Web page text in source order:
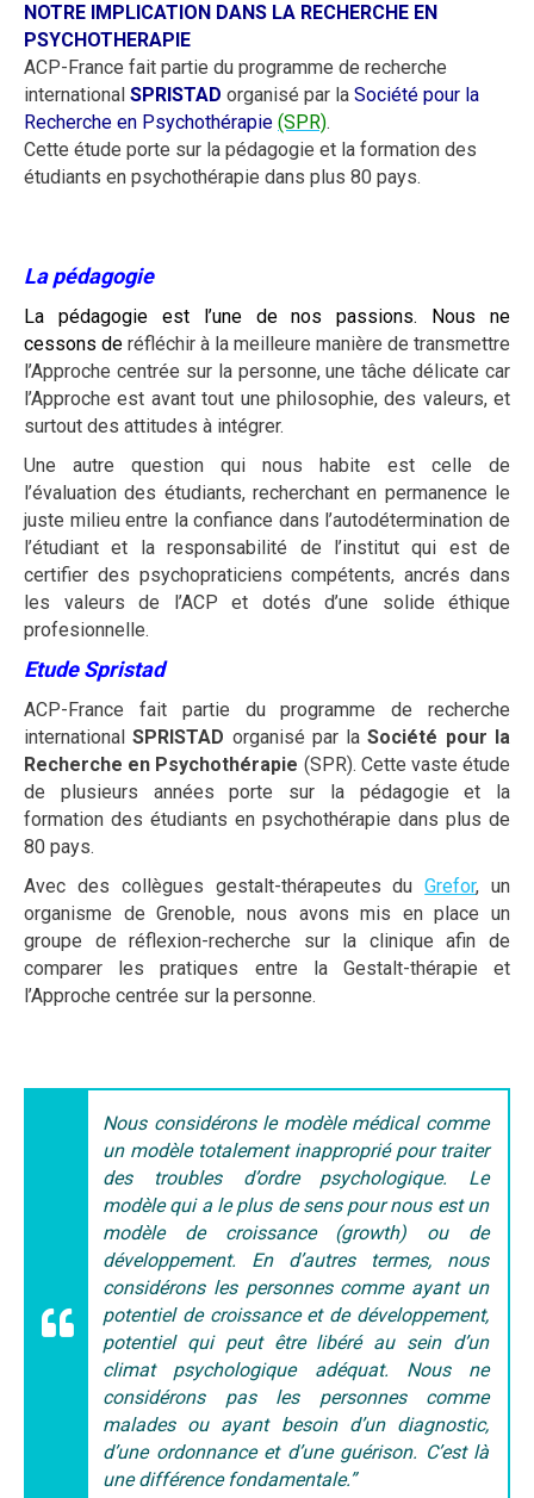
NOTRE IMPLICATION DANS LA RECHERCHE EN
PSYCHOTHERAPIE
ACP-France fait partie du programme de recherche
international SPRISTAD organisé par la Société pour la
Recherche en Psychothérapie (SPR).
Cette étude porte sur la pédagogie et la formation des
étudiants en psychothérapie dans plus 80 pays.
La pédagogie
La pédagogie est l’une de nos passions. Nous ne
cessons de réfléchir à la meilleure manière de transmettre
l’Approche centrée sur la personne, une tâche délicate car
l’Approche est avant tout une philosophie, des valeurs, et
surtout des attitudes à intégrer.
Une autre question qui nous habite est celle de
l’évaluation des étudiants, recherchant en permanence le
juste milieu entre la confiance dans l’autodétermination de
l’étudiant et la responsabilité de l’institut qui est de
certifier des psychopraticiens compétents, ancrés dans
les valeurs de l’ACP et dotés d’une solide éthique
profesionnelle.
Etude Spristad
ACP-France fait partie du programme de recherche
internationalSPRISTAD organisé par laSociété pour la
Recherche en Psychothérapie (SPR). Cette vaste étude
de plusieurs années porte sur la pédagogie et la
formation des étudiants en psychothérapie dans plus de
80 pays.
Avec des collègues gestalt-thérapeutes duGrefor, un
organisme de Grenoble, nous avons mis en place un
groupe de réflexion-recherche sur la clinique afin de
comparer les pratiques entre la Gestalt-thérapie et
l’Approche centrée sur la personne.
Nous considérons le modèle médical comme
un modèle totalement inapproprié pour traiter
des troubles d’ordre psychologique. Le
modèle qui a le plus de sens pour nous est un
modèle de croissance (growth) ou de
développement. En d’autres termes, nous
considérons les personnes comme ayant un
potentiel de croissance et de développement,
potentiel qui peut être libéré au sein d’un
climat psychologique adéquat. Nous ne
considérons pas les personnes comme
malades ou ayant besoin d’un diagnostic,
d’une ordonnance et d’une guérison. C’est là
une différence fondamentale.”